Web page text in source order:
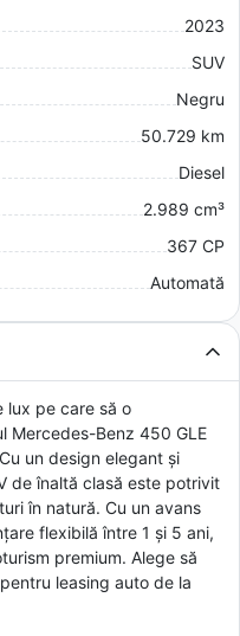
2023
SUV
Negru
50.729 km
Diesel
2.989 cm³
367 CP
Automată
lux pe care să o
Mercedes-Benz 450 GLE
un design elegant și
de înaltă clasă este potrivit
în natură. Cu un avans
flexibilă între 1 și 5 ani,
premium. Alege să
leasing auto de la